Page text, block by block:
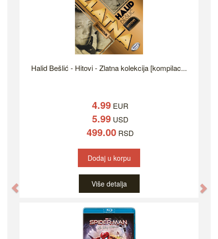
Halid Bešlić - Hitovi - Zlatna kolekcija [kompilac...
4.99 EUR
5.99 USD
499.00 RSD
Dodaj u korpu
Više detalja